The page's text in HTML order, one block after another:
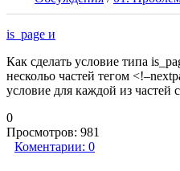
is_page и
Как сделать условие типа
нескольо частей тегом
условие для каждой из частей
0
Просмотров: 981
Коментарии: 0